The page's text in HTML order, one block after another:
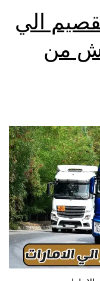
الي
من